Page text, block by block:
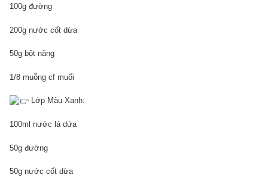
100g đường
200g nước cốt dừa
50g bột năng
1/8 muỗng cf muối
Lớp Màu Xanh:
100ml nước lá dứa
50g đường
50g nước cốt dừa